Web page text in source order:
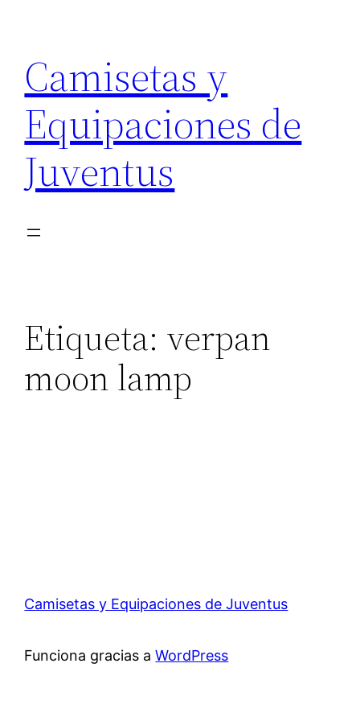
contenido
Camisetas y
Equipaciones de
Juventus
Etiqueta: verpan
moon lamp
Camisetas y Equipaciones de Juventus
Funciona gracias aWordPress